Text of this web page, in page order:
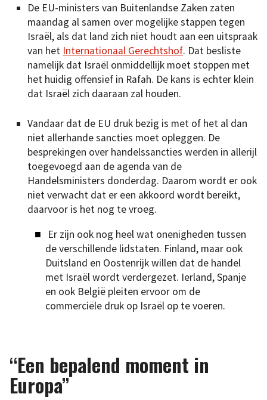
De EU-ministers van Buitenlandse Zaken zaten
maandag al samen over mogelijke stappen tegen
Israël, als dat land zich niet houdt aan een uitspraak
van het Internationaal Gerechtshof. Dat besliste
namelijk dat Israël onmiddellijk moet stoppen met
het huidig offensief in Rafah. De kans is echter klein
dat Israël zich daaraan zal houden.
Vandaar dat de EU druk bezig is met of het al dan
niet allerhande sancties moet opleggen. De
besprekingen over handelssancties werden in allerijl
toegevoegd aan de agenda van de
Handelsministers donderdag. Daarom wordt er ook
niet verwacht dat er een akkoord wordt bereikt,
daarvoor is het nog te vroeg.
Er zijn ook nog heel wat onenigheden tussen
de verschillende lidstaten. Finland, maar ook
Duitsland en Oostenrijk willen dat de handel
met Israël wordt verdergezet. Ierland, Spanje
en ook België pleiten ervoor om de
commerciële druk op Israël op te voeren.
“Een bepalend moment in
Europa”